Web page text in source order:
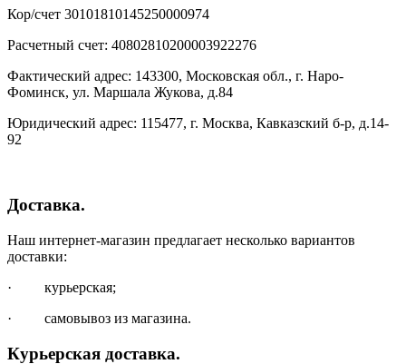
Кор/счет 30101810145250000974
Расчетный счет: 40802810200003922276
Фактический адрес: 143300, Московская обл., г. Наро-
Фоминск, ул. Маршала Жукова, д.84
Юридический адрес: 115477, г. Москва, Кавказский б-р, д.14-
92
Доставка.
Наш интернет-магазин предлагает несколько вариантов
доставки:
· курьерская;
· самовывоз из магазина.
Курьерская доставка.